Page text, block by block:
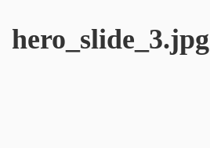
hero_slide_3.jpg